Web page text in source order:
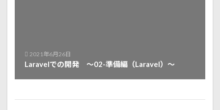
2021年6月26日
Laravelでの開発 ～02-準備編（Laravel）～